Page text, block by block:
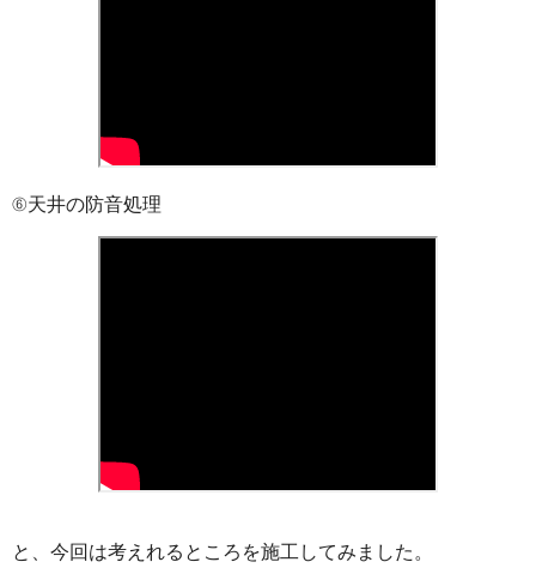
⑥天井の防音処理
と、今回は考えれるところを施工してみました。